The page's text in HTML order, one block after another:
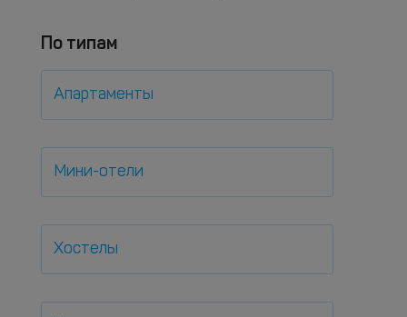
По типам
Апартаменты
Мини-отели
Хостелы